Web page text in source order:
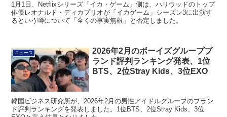
1月1日、Netflixシリーズ「イカ・ゲーム」側は、ハリウッドのトップ
俳優レオナルド・ディカプリオが「イカゲーム」シーズン3に出演す
るという噂について「全くの事実無根」と否定しました。
ニュース
2026年2月のボーイズグループブ
ランド評判ランキング発表、1位
BTS、2位Stray Kids、3位EXO
韓国ビジネス研究所が、2026年2月の男性アイドルグループのブラン
ド評判ランキングを発表しました。1位BTS、2位Stray Kids、3位